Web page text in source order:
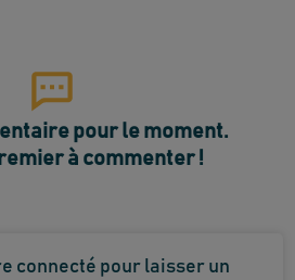
pour le moment.
à commenter !
connecté pour laisser un